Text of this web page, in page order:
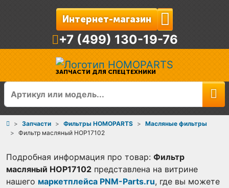
ЗАПЧАСТИ ДЛЯ СПЕЦТЕХНИКИ
Интернет-магазин
+7 (499) 130-19-76
Запчасти Фильтры HOMOPARTS
Масляные фильтры
Фильтр масляный HOP17102
Подробная информация про товар: Фильтр
масляный HOP17102 представлена на витрине
нашего маркетплейса PNM-Parts.ru, где вы можете